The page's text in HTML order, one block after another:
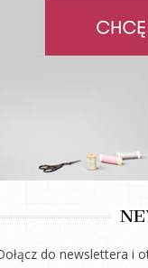
do newslettera i